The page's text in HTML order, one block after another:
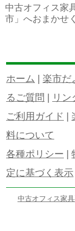
中古オフィス家
市」へおまかせ
ホーム | 楽市だ
るご質問 | リン
ご利用ガイド |
料について
各種ポリシー |
定に基づく表示
中古オフィス家